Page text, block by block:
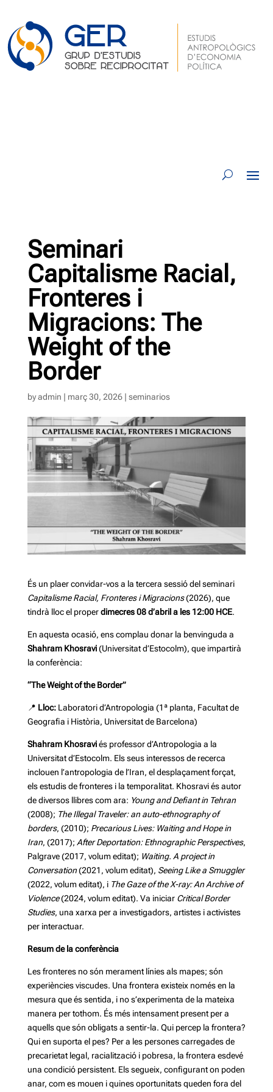
Seminari
Capitalisme Racial,
Fronteres i
Migracions: The
Weight of the
Border
byadmin | març 30, 2026| seminarios
És un plaer convidar-vos a la tercera sessió del seminari
Capitalisme Racial, Fronteres i Migracions(2026), que
tindrà lloc el properdimecres 08 d’abril a les 12:00 HCE.
En aquesta ocasió, ens complau donar la benvinguda a
Shahram Khosravi(Universitat d’Estocolm), que impartirà
la conferència:
“The Weight of the Border”
📍 Lloc:Laboratori d’Antropologia (1ª planta, Facultat de
Geografia i Història, Universitat de Barcelona)
Shahram Khosraviés professor d’Antropologia a la
Universitat d’Estocolm. Els seus interessos de recerca
inclouen l’antropologia de l’Iran, el desplaçament forçat,
els estudis de fronteres i la temporalitat. Khosravi és autor
de diversos llibres com ara: Young and Defiant in Tehran
(2008); The Illegal Traveler: an auto-ethnography of
borders, (2010); Precarious Lives: Waiting and Hope in
Iran, (2017); After Deportation: Ethnographic Perspectives,
Palgrave (2017, volum editat); Waiting. A project in
Conversation(2021, volum editat), Seeing Like a Smuggler
(2022, volum editat), i The Gaze of the X-ray: An Archive of
Violence(2024, volum editat). Va iniciar Critical Border
Studies, una xarxa per a investigadors, artistes i activistes
per interactuar.
Resum de la conferència
Les fronteres no són merament línies als mapes; són
experiències viscudes. Una frontera existeix només en la
mesura que és sentida, i no s’experimenta de la mateixa
manera per tothom. És més intensament present per a
aquells que són obligats a sentir-la. Qui percep la frontera?
Qui en suporta el pes? Per a les persones carregades de
precarietat legal, racialització i pobresa, la frontera esdevé
una condició persistent. Els segueix, configurant on poden
anar, com es mouen i quines oportunitats queden fora del